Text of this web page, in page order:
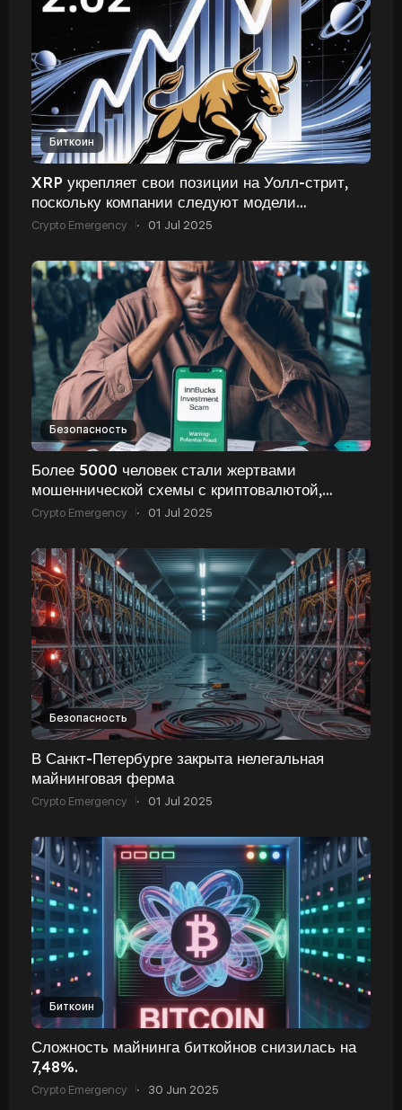
Биткоин
XRP укрепляет свои позиции на Уолл-стрит,
поскольку компании следуют модели
управления казначейством Bitcoin
Crypto Emergency · 01 Jul 2025
Безопасность
Более 5000 человек стали жертвами
мошеннической схемы с криптовалютой,
раскрытой в Испании
Crypto Emergency · 01 Jul 2025
Безопасность
В Санкт-Петербурге закрыта нелегальная
майнинговая ферма
Crypto Emergency · 01 Jul 2025
Биткоин
Сложность майнинга биткойнов снизилась на
7,48%.
Crypto Emergency · 30 Jun 2025